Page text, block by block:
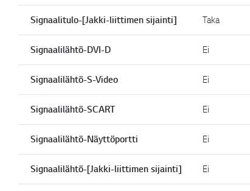
Signaalitulo-[Jakki-liittimen sijainti] Taka
Signaalilähtö-DVI-D Ei
Signaalilähtö-S-Video Ei
Signaalilähtö-SCART Ei
Signaalilähtö-Näyttöportti Ei
Signaalilähtö-[Jakki-liittimen sijainti] Ei